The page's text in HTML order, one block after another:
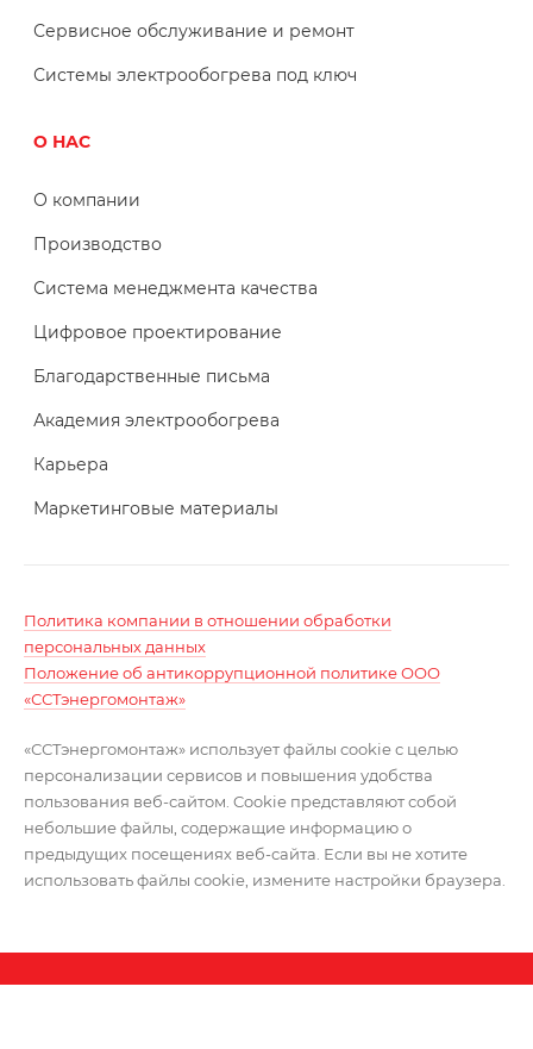
Сервисное обслуживание и ремонт
Системы электрообогрева под ключ
О НАС
О компании
Производство
Система менеджмента качества
Цифровое проектирование
Благодарственные письма
Академия электрообогрева
Карьера
Маркетинговые материалы
Политика компании в отношении обработки
персональных данных
Положение об антикоррупционной политике ООО
«ССТэнергомонтаж»
«ССТэнергомонтаж» использует файлы cookie с целью
персонализации сервисов и повышения удобства
пользования веб-сайтом. Cookie представляют собой
небольшие файлы, содержащие информацию о
предыдущих посещениях веб-сайта. Если вы не хотите
использовать файлы cookie, измените настройки браузера.